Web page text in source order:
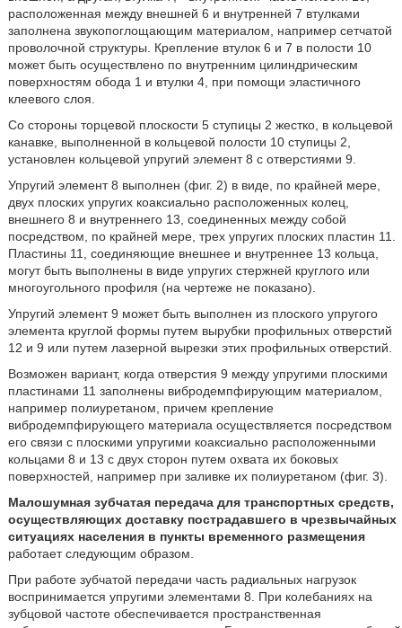
расположенная между внешней 6 и внутренней 7 втулками
заполнена звукопоглощающим материалом, например сетчатой
проволочной структуры. Крепление втулок 6 и 7 в полости 10
может быть осуществлено по внутренним цилиндрическим
поверхностям обода 1 и втулки 4, при помощи эластичного
клеевого слоя.
Со стороны торцевой плоскости 5 ступицы 2 жестко, в кольцевой
канавке, выполненной в кольцевой полости 10 ступицы 2,
установлен кольцевой упругий элемент 8 с отверстиями 9.
Упругий элемент 8 выполнен (фиг. 2) в виде, по крайней мере,
двух плоских упругих коаксиально расположенных колец,
внешнего 8 и внутреннего 13, соединенных между собой
посредством, по крайней мере, трех упругих плоских пластин 11.
Пластины 11, соединяющие внешнее и внутреннее 13 кольца,
могут быть выполнены в виде упругих стержней круглого или
многоугольного профиля (на чертеже не показано).
Упругий элемент 9 может быть выполнен из плоского упругого
элемента круглой формы путем вырубки профильных отверстий
12 и 9 или путем лазерной вырезки этих профильных отверстий.
Возможен вариант, когда отверстия 9 между упругими плоскими
пластинами 11 заполнены вибродемпфирующим материалом,
например полиуретаном, причем крепление
вибродемпфирующего материала осуществляется посредством
его связи с плоскими упругими коаксиально расположенными
кольцами 8 и 13 с двух сторон путем охвата их боковых
поверхностей, например при заливке их полиуретаном (фиг. 3).
Малошумная зубчатая передача для транспортных средств,
осуществляющих доставку пострадавшего в чрезвычайных
ситуациях населения в пункты временного размещения
работает следующим образом.
При работе зубчатой передачи часть радиальных нагрузок
воспринимается упругими элементами 8. При колебаниях на
зубцовой частоте обеспечивается пространственная